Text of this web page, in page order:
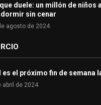
duele: un millón de niños
dormir sin cenar
agosto de 2024
es el próximo fin de semana
abril de 2024